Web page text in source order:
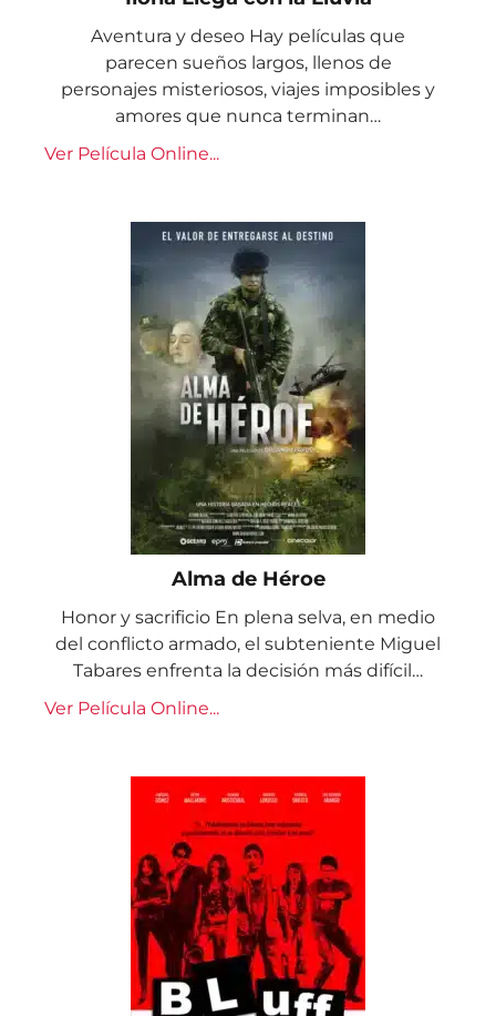
Aventura y deseo Hay películas que
parecen sueños largos, llenos de
personajes misteriosos, viajes imposibles y
amores que nunca terminan…
Ver Película Online...
Alma de Héroe
Honor y sacrificio En plena selva, en medio
del conflicto armado, el subteniente Miguel
Tabares enfrenta la decisión más difícil…
Ver Película Online...